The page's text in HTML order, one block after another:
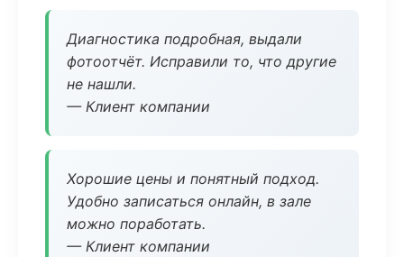
Диагностика подробная, выдали
фотоотчёт. Исправили то, что другие
не нашли.
— Клиент компании
Хорошие цены и понятный подход.
Удобно записаться онлайн, в зале
можно поработать.
— Клиент компании